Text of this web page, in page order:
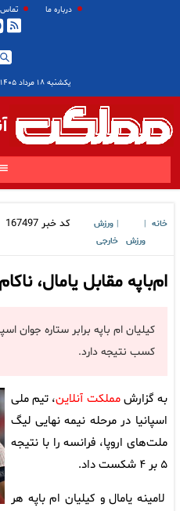
درباره ما تماس
یکشنبه ۱۸ مرداد ۱۴۰۵
خانه
ورزش
ورزش
خارجی
کد خبر 167497
ام‌باپه مقابل یامال،
کیلیان ام باپه برابر ستاره جوان
کسب نتیجه دارد.
به گزارشمملکت آنلاین، تیم ملی
اسپانیا در مرحله نیمه نهایی لیگ
ملت‌های اروپا، فرانسه را با نتیجه
۵ بر ۴ شکست داد.
لامینه یامال و کیلیان ام باپه هر